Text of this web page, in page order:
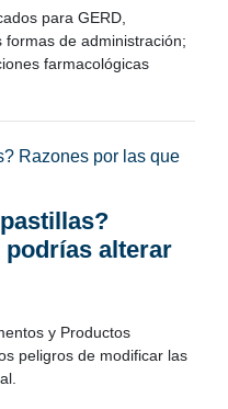
para GERD,
de administración;
farmacológicas
podrías alterar
y Productos
peligros de modificar las